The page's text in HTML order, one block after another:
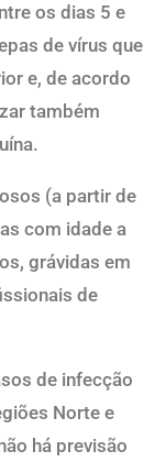
os dias 5 e
de vírus que
e, de acordo
também
(a partir de
com idade a
grávidas em
de
de infecção
Norte e
há previsão